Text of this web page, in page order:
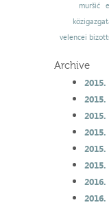
muršić
velencei
Archive